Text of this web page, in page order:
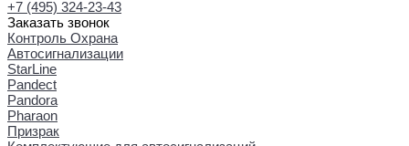
+7 (495) 324-23-43
Заказать звонок
Контроль Охрана
Автосигнализации
StarLine
Pandect
Pandora
Pharaon
Призрак